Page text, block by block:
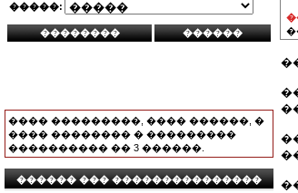
�����:
���� ���������, ���� ������, �
���� �������� � ���������
���������� �� 3 ������.
������ ��� ���������������